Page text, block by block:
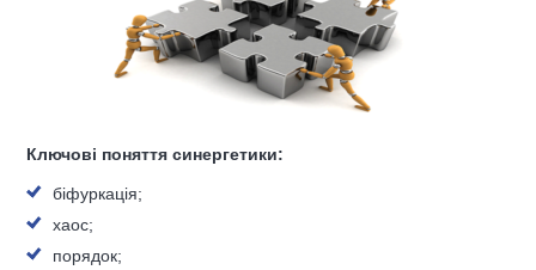
Ключові поняття синергетики:
біфуркація;
хаос;
порядок;